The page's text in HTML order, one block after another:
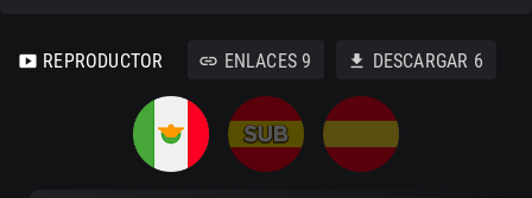
smart_display REPRODUCTOR link ENLACES9 download DESCARGAR 6